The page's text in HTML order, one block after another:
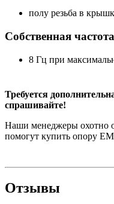
полу резьба в
Собственная частота
8 Гц при
Требуется
спрашивайте!
Наши менеджеры охотно
помогут купить опору
Отзывы